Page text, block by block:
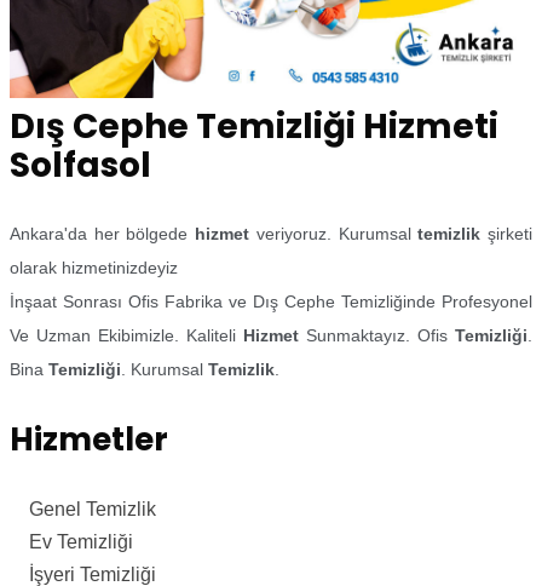
Dış Cephe Temizliği Hizmeti
Solfasol
Ankara'da her bölgede hizmet veriyoruz. Kurumsaltemizlik şirketi
olarak hizmetinizdeyiz
İnşaat Sonrası Ofis Fabrika ve Dış Cephe Temizliğinde Profesyonel
Ve Uzman Ekibimizle. Kaliteli Hizmet Sunmaktayız. Ofis Temizliği
Bina Temizliği . Kurumsal Temizlik
Hizmetler
Genel Temizlik
Ev Temizliği
İşyeri Temizliği